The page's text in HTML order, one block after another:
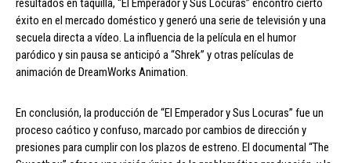
resultados en taquilla, “El Emperador y Sus Locuras” encontró cierto
éxito en el mercado doméstico y generó una serie de televisión y una
secuela directa a vídeo. La influencia de la película en el humor
paródico y sin pausa se anticipó a “Shrek” y otras películas de
animación de DreamWorks Animation.
En conclusión, la producción de “El Emperador y Sus Locuras” fue un
proceso caótico y confuso, marcado por cambios de dirección y
presiones para cumplir con los plazos de estreno. El documental “The